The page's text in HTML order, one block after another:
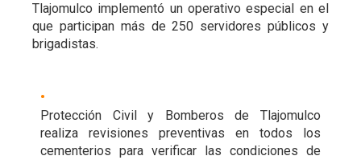
Tlajomulco implementó un operativo especial en el
que participan más de 250 servidores públicos y
brigadistas.
Protección Civil y Bomberos de Tlajomulco
realiza revisiones preventivas en todos los
cementerios para verificar las condiciones de